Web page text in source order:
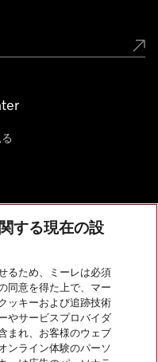
する現在の設
るため、ミーレは必須
同意を得た上で、マー
ッキーおよび追跡技術
やサービスプロバイダ
まれ、お客様のウェブ
ンライン体験のパーソ